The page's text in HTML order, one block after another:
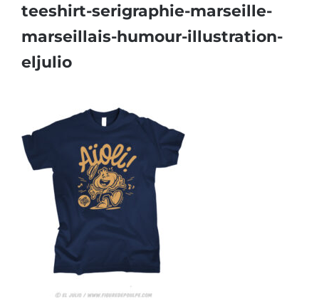
teeshirt-serigraphie-marseille-
marseillais-humour-illustration-
eljulio